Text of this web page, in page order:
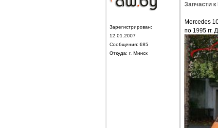
Зарегистрирован:
12.01.2007
Сообщения: 685
Откуда: г. Минск
Запчасти
Mercedes
по 1995 гг.